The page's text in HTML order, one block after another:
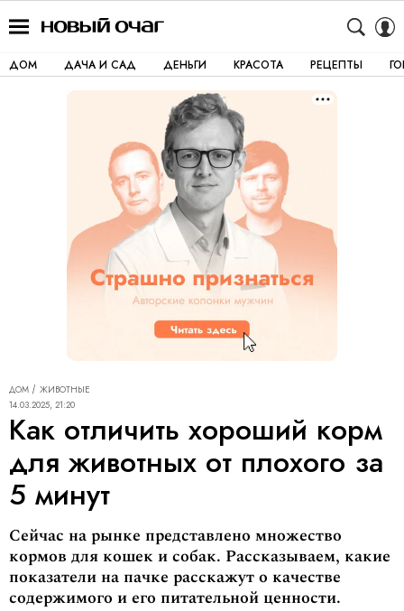
ДОМ ДАЧА И САД ДЕНЬГИ КРАСОТА РЕЦЕПТЫ
ДОМ
ЖИВОТНЫЕ
14.03.2025, 21:20
Как отличить хороший корм
для животных от плохого за
5 минут
Сейчас на рынке представлено множество
кормов для кошек и собак. Рассказываем, какие
показатели на пачке расскажут о качестве
содержимого и его питательной ценности.